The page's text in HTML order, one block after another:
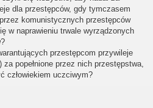
dla przestępców, gdy tymczasem
komunistycznych przestępców
w naprawieniu trwale wyrządzonych
przestępcom przywileje
za popełnione przez nich przestępstwa,
człowiekiem uczciwym?